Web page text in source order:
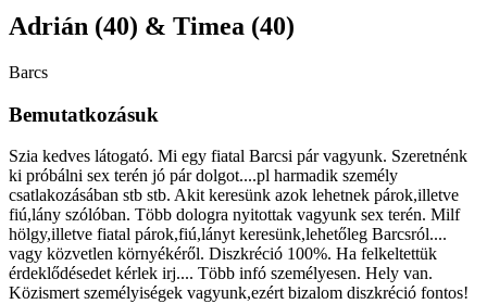
Adrián (40) & Timea (40)
Barcs
Bemutatkozásuk
Szia kedves látogató. Mi egy fiatal Barcsi pár vagyunk. Szeretnénk
ki próbálni sex terén jó pár dolgot....pl harmadik személy
csatlakozásában stb stb. Akit keresünk azok lehetnek párok,illetve
fiú,lány szólóban. Több dologra nyitottak vagyunk sex terén. Milf
hölgy,illetve fiatal párok,fiú,lányt keresünk,lehetőleg Barcsról....
vagy közvetlen környékéről. Diszkréció 100%. Ha felkeltettük
érdeklődésedet kérlek irj.... Több infó személyesen. Hely van.
Közismert személyiségek vagyunk,ezért bizalom diszkréció fontos!